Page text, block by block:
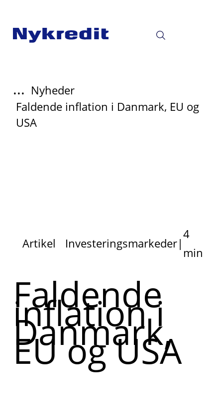
... Nyheder
Faldende inflation i Danmark, EU og
USA
Artikel Investeringsmarkeder|
4
min
Faldende
inflation i
Danmark,
EU og USA